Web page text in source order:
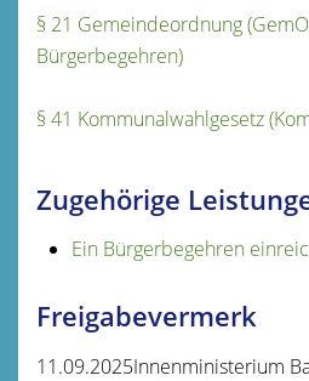
§ 21 Gemeindeordnung
Bürgerbegehren)
§ 41 Kommunalwahlgesetz
Zugehörige
Ein Bürgerbegehren
Freigabevermerk
11.09.2025Innenministerium